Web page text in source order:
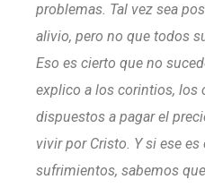
problemas. Tal vez sea
alivio, pero no que todos
Eso es cierto que no
explico a los corintios, los
dispuestos a pagar el
vivir por Cristo. Y si ese
sufrimientos, sabemos